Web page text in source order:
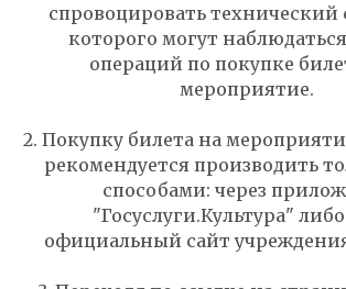
спровоцировать технический
которого могут
операций по покупке
мероприятие.
2. Покупку билета на
рекомендуется производить
способами: через
"Госуслуги.Культура"
официальный сайт